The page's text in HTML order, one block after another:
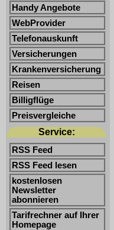
Handy Angebote
WebProvider
Telefonauskunft
Versicherungen
Krankenversicherung
Reisen
Billigflüge
Preisvergleiche
Service:
RSS Feed
RSS Feed lesen
kostenlosen
Newsletter
abonnieren
Tarifrechner auf Ihrer
Homepage